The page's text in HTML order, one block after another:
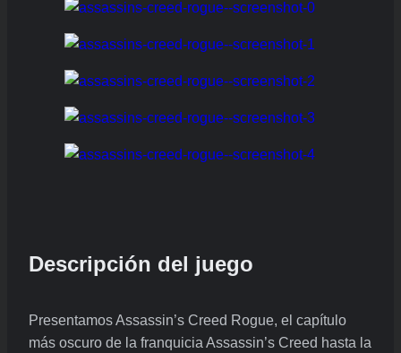
Descripción del juego
Presentamos Assassin’s Creed Rogue, el capítulo
más oscuro de la franquicia Assassin’s Creed hasta la